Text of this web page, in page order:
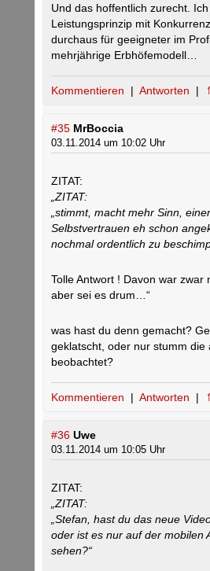
Und das hoffentlich zurecht.
Leistungsprinzip mit
durchaus für geeigneter im
mehrjährige Erbhöfemodell…
Kommentieren | Antworten |
#35 MrBoccia
03.11.2014 um 10:02 Uhr
ZITAT:
„ZITAT:
„stimmt, macht mehr Sinn,
Selbstvertrauen eh schon
nochmal ordentlich zu
Tolle Antwort ! Davon war zwar
aber sei es drum…“
was hast du denn gemacht?
geklatscht, oder nur stumm die
beobachtet?
Kommentieren | Antworten |
#36 Uwe
03.11.2014 um 10:05 Uhr
ZITAT:
„ZITAT:
„Stefan, hast du das neue
oder ist es nur auf der mobilen
sehen?“